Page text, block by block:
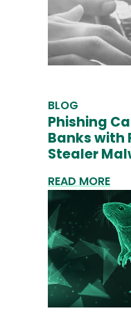
BLOG
Phishing
Banks with
Stealer
READ MORE